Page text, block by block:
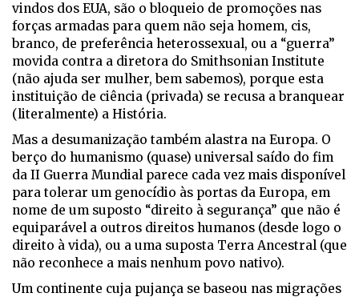
vindos dos EUA, são o bloqueio de promoções nas
forças armadas para quem não seja homem, cis,
branco, de preferência heterossexual, ou a “guerra”
movida contra a diretora do Smithsonian Institute
(não ajuda ser mulher, bem sabemos), porque esta
instituição de ciência (privada) se recusa a branquear
(literalmente) a História.
Mas a desumanização também alastra na Europa. O
berço do humanismo (quase) universal saído do fim
da II Guerra Mundial parece cada vez mais disponível
para tolerar um genocídio às portas da Europa, em
nome de um suposto “direito à segurança” que não é
equiparável a outros direitos humanos (desde logo o
direito à vida), ou a uma suposta Terra Ancestral (que
não reconhece a mais nenhum povo nativo).
Um continente cuja pujança se baseou nas migrações